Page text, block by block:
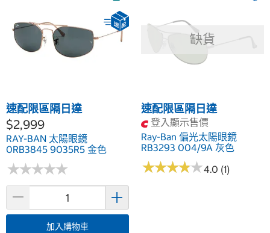
速配限區隔日達
$2,999
RAY-BAN 太陽眼鏡
0RB3845 9035R5 金色
★★★★★
★★★★★
加入購物車
缺貨
速配限區隔日達
登入顯示售價
Ray-Ban 偏光太陽眼鏡
RB3293 004/9A 灰色
★★★★★
★★★★★4.0 (1)